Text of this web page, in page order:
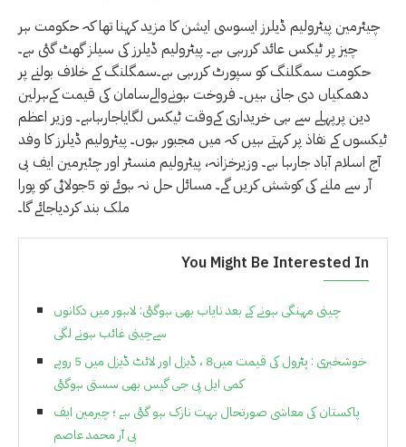
چیئرمین پیٹرولیم ڈیلرز ایسوسی ایشن کا مزید کہنا تھا کہ حکومت ہر
چیز پر ٹیکس عائد کررہی ہے۔ پیٹرولیم ڈیلرز کی سیلز گھٹ گئی ہے۔
حکومت سمگلنگ کو سپورٹ کررہی ہے۔سمگلنگ کے خلاف بولنے پر
دھمکیاں دی جاتی ہیں۔ فروخت ہونےوالےسامان کی قیمت کےہرلین
دین پرپہلے سے ہی خریداری کےوقت ٹیکس لگایاجارہاہے۔ وزیر اعظم
ٹیکسوں کے نفاذ پر کہتے ہیں کہ میں مجبور ہوں۔ پیٹرولیم ڈیلرز کا وفد
آج اسلام آباد جارہا ہے۔ وزیرخزانہ، پیٹرولیم منسٹر اور چئیرمین ایف بی
آر سے ملنے کی کوشش کریں گے۔ مسائل حل نہ ہوئے تو 5جولائی کو پورا
ملک بند کردیاجائے گا۔
You Might Be Interested In
چینی مہنگی ہونے کے بعد نایاب بھی ہوگئی: لاہور میں دکانوں
سےچینی غائب ہونے لگی
خوشخبری : پٹرول کی قیمت میں8 ، ڈیزل اور لائٹ ڈیزل میں 5 روپے
کمی ایل پی جی گیس بھی سستی ہوگئی
پاکستان کی معاشی صورتحال بہت نازک ہو گئی ہے ؛ چیرمین ایف
بی آر محمد عاصم